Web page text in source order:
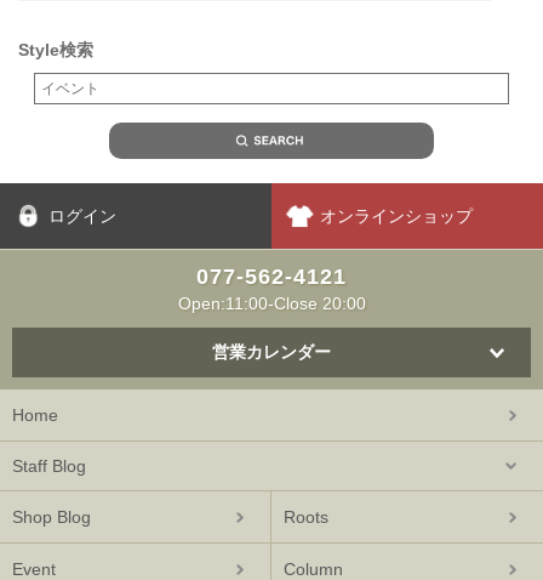
Style検索
ログイン オンラインショップ
077-562-4121
Open:11:00-Close 20:00
営業カレンダー
Home
Staff Blog
Shop Blog Roots
Event Column